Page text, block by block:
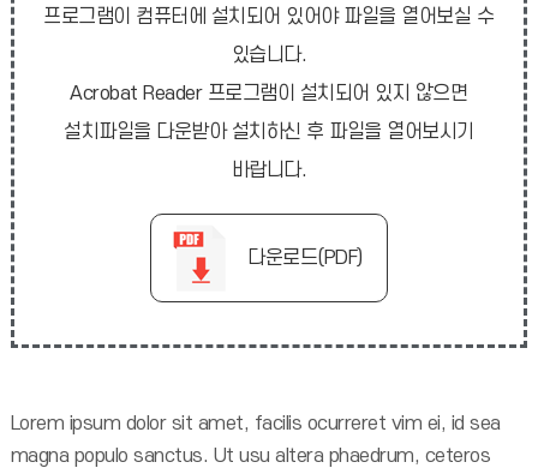
프로그램이 컴퓨터에 설치되어 있어야 파일을 열어보실 수
있습니다.
Acrobat Reader 프로그램이 설치되어 있지 않으면
설치파일을 다운받아 설치하신 후 파일을 열어보시기
바랍니다.
다운로드(PDF)
Lorem ipsum dolor sit amet, facilis ocurreret vim ei, id sea
magna populo sanctus. Ut usu altera phaedrum, ceteros